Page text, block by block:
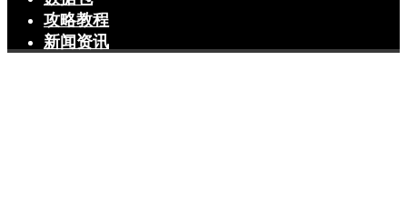
攻略教程
新闻资讯